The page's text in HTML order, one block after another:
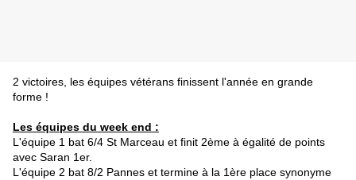
2 victoires, les équipes vétérans finissent l'année en grande
forme !
Les équipes du week end :
L'équipe 1 bat 6/4 St Marceau et finit 2ème à égalité de points
avec Saran 1er.
L'équipe 2 bat 8/2 Pannes et termine à la 1ère place synonyme